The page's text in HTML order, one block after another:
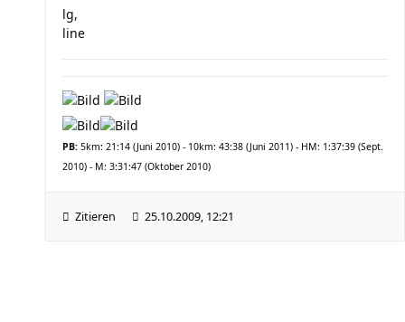
lg,
line
PB: 5km: 21:14 (Juni 2010) - 10km: 43:38 (Juni 2011) - HM: 1:37:39 (Sept.
2010) - M: 3:31:47 (Oktober 2010)
Zitieren 25.10.2009, 12:21